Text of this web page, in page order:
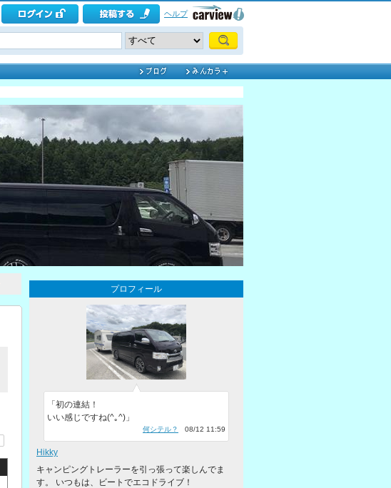
ヘルプ
プロフィール
「初の連結！
いい感じですね(^｡^)」
何シテル？ 08/12 11:59
Hikky
キャンピングトレーラーを引っ張って楽しんでま
す。 いつもは、ビートでエコドライブ！